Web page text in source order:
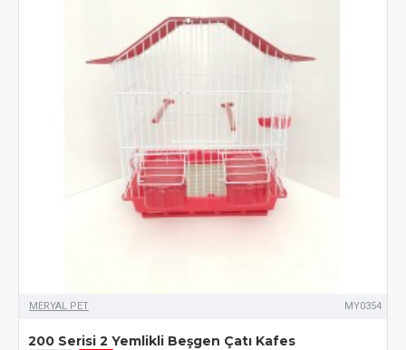
MERYAL PET MY0354
200 Serisi 2 Yemlikli Beşgen Çatı Kafes